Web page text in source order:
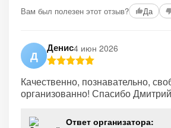
Вам был полезен этот отзыв? Да
Д
Денис4 июн 2026
Качественно, познавательно,
организованно! Спасибо
Ответ организатора: